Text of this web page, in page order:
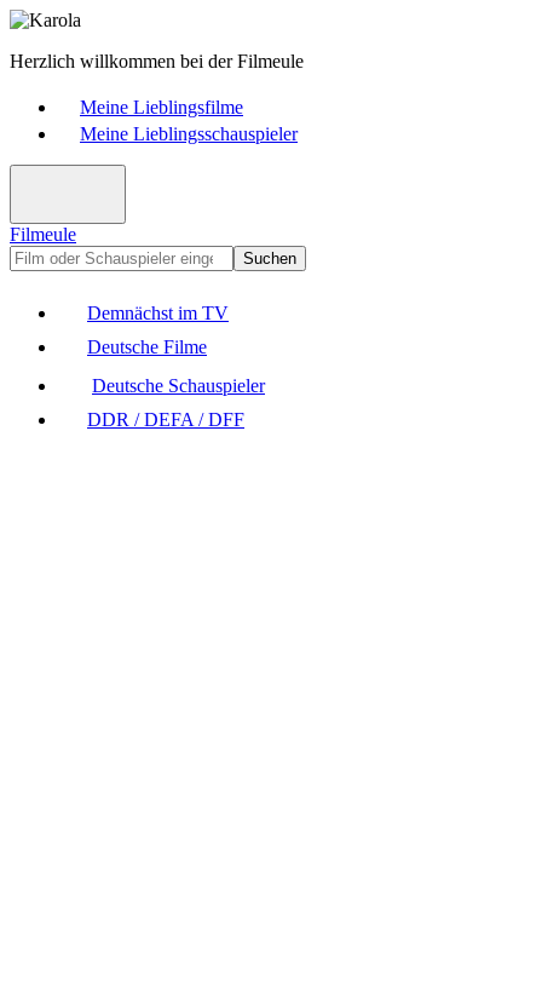
Herzlich willkommen bei der Filmeule
Meine Lieblingsfilme
Meine Lieblingsschauspieler
Filmeule
Suchen
Demnächst im TV
Deutsche Filme
Deutsche Schauspieler
DDR / DEFA / DFF